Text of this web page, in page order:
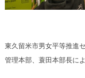
東久留米市男女平等推進
管理本部、蓑田本部長に